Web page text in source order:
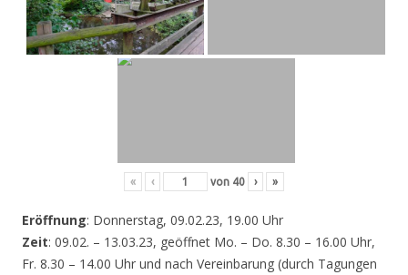
« ‹ von 40 › »
Eröffnung: Donnerstag, 09.02.23, 19.00 Uhr
Zeit: 09.02. – 13.03.23, geöffnet Mo. – Do. 8.30 – 16.00 Uhr,
Fr. 8.30 – 14.00 Uhr und nach Vereinbarung (durch Tagungen